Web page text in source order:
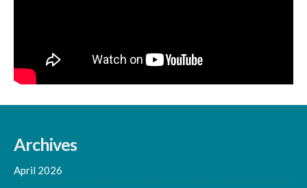
Archives
April 2026